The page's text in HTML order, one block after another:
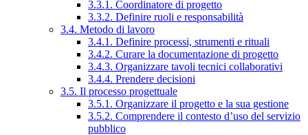
3.3.1. Coordinatore di progetto
3.3.2. Definire ruoli e responsabilità
3.4. Metodo di lavoro
3.4.1. Definire processi, strumenti e rituali
3.4.2. Curare la documentazione di progetto
3.4.3. Organizzare tavoli tecnici collaborativi
3.4.4. Prendere decisioni
3.5. Il processo progettuale
3.5.1. Organizzare il progetto e la sua gestione
3.5.2. Comprendere il contesto d’uso del servizio
pubblico